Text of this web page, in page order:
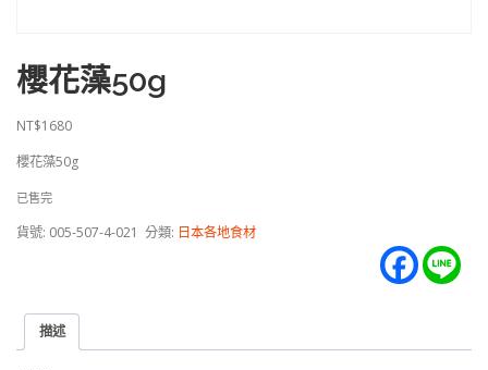
櫻花藻50g
NT$1680
櫻花藻50g
已售完
貨號: 005-507-4-021 分類: 日本各地食材
描述